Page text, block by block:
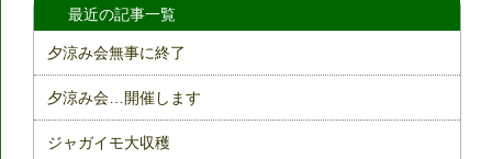
最近の記事一覧
夕涼み会無事に終了
夕涼み会…開催します
ジャガイモ大収穫